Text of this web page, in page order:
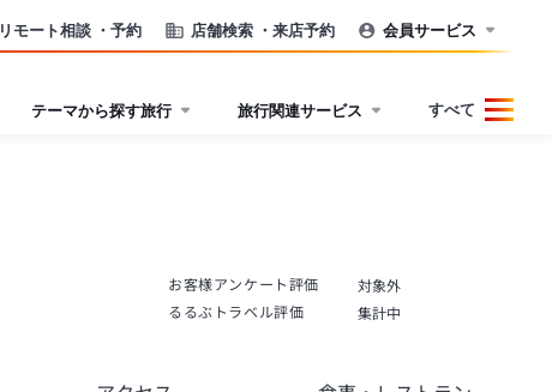
リモート相談 ・予約 店舗検索 ・来店予約 会員サービス
テーマから探す旅行 旅行関連サービス すべて
お客様アンケート評価
対象外
るるぶトラベル評価
集計中